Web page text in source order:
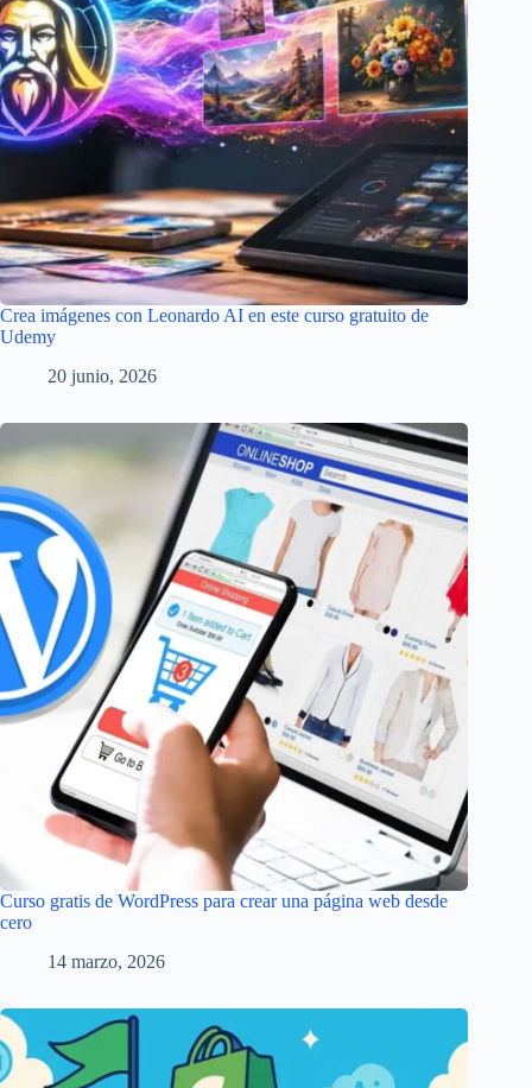
Crea imágenes con Leonardo AI en este curso gratuito de
Udemy
20 junio, 2026
Curso gratis de WordPress para crear una página web desde
cero
14 marzo, 2026